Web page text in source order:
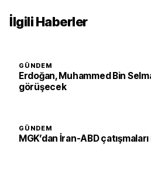
İlgili Haberler
GÜNDEM
Erdoğan, Muhammed Bin
görüşecek
GÜNDEM
MGK’dan İran-ABD